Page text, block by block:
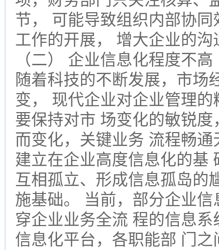
节， 可能导致组织内部协
工作的开展， 增大企业的
（二） 企业信息化程度不高
随着科技的不断发展，市场
变， 现代企业对企业管理
要保持对市 场变化的敏锐
而变化，关键业务 流程畅
建立在企业高度信息化的基
互相孤立、形成信息孤岛的
施基础。 当前，部分企业
穿企业业务全流 程的信息
信息化平台，各职能部 门